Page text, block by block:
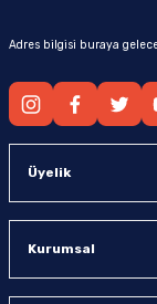
Adres bilgisi buraya
Üyelik
Kurumsal